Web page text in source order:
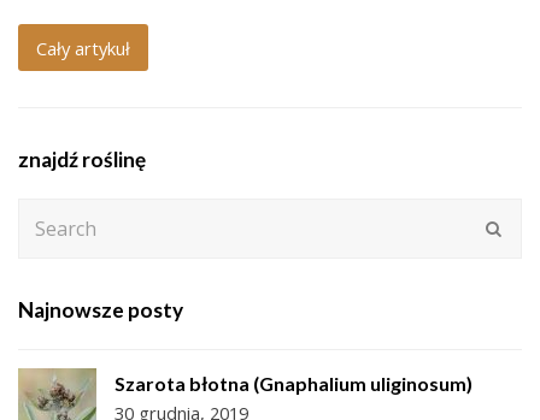
Cały artykuł
znajdź roślinę
Najnowsze posty
Szarota błotna (Gnaphalium uliginosum)
30 grudnia, 2019